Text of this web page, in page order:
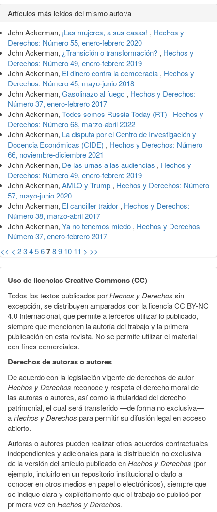
Detalles
del
artículo
Artículos más leídos del mismo autor/a
John Ackerman, ¡Las mujeres, a sus casas! , Hechos y
Derechos: Número 55, enero-febrero 2020
John Ackerman, ¿Transición o transformación? , Hechos y
Derechos: Número 49, enero-febrero 2019
John Ackerman, El dinero contra la democracia , Hechos y
Derechos: Número 45, mayo-junio 2018
John Ackerman, Gasolinazo al fuego , Hechos y Derechos:
Número 37, enero-febrero 2017
John Ackerman, Todos somos Russia Today (RT) , Hechos y
Derechos: Número 68, marzo-abril 2022
John Ackerman, La disputa por el Centro de Investigación y
Docencia Económicas (CIDE) , Hechos y Derechos: Número
66, noviembre-diciembre 2021
John Ackerman, De las urnas a las audiencias , Hechos y
Derechos: Número 49, enero-febrero 2019
John Ackerman, AMLO y Trump , Hechos y Derechos: Número
57, mayo-junio 2020
John Ackerman, El canciller traidor , Hechos y Derechos:
Número 38, marzo-abril 2017
John Ackerman, Ya no tenemos miedo , Hechos y Derechos:
Número 37, enero-febrero 2017
<< < 23456789 10 11 > >>
Uso de licencias Creative Commons (CC)
Todos los textos publicados porHechos y Derechos sin
excepción, se distribuyen amparados con la licencia CC BY-NC
4.0 Internacional, que permite a terceros utilizar lo publicado,
siempre que mencionen la autoría del trabajo y la primera
publicación en esta revista. No se permite utilizar el material
con fines comerciales.
Derechos de autoras o autores
De acuerdo con la legislación vigente de derechos de autor
Hechos y Derechos reconoce y respeta el derecho moral de
las autoras o autores, así como la titularidad del derecho
patrimonial, el cual será transferido —de forma no exclusiva—
aHechos y Derechos para permitir su difusión legal en acceso
abierto.
Autoras o autores pueden realizar otros acuerdos contractuales
independientes y adicionales para la distribución no exclusiva
de la versión del artículo publicado enHechos y Derechos (por
ejemplo, incluirlo en un repositorio institucional o darlo a
conocer en otros medios en papel o electrónicos), siempre que
se indique clara y explícitamente que el trabajo se publicó por
primera vez enHechos y Derechos.